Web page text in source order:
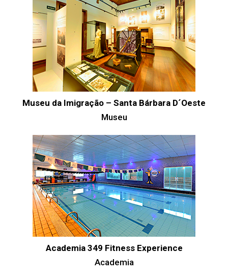
Museu da Imigração – Santa Bárbara D´Oeste
Museu
Academia 349 Fitness Experience
Academia